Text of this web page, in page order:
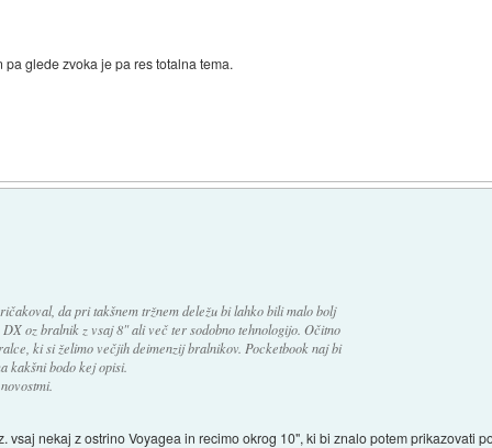
glede zvoka je pa res totalna tema.
da pri takšnem tržnem deležu bi lahko bili malo bolj
oz bralnik z vsaj 8" ali več ter sodobno tehnologijo. Očitno
ki si želimo večjih deimenzij bralnikov. Pocketbook naj bi
kakšni bodo kej opisi.
vsaj nekaj z ostrino Voyagea in recimo okrog 10", ki bi znalo potem prikazovati